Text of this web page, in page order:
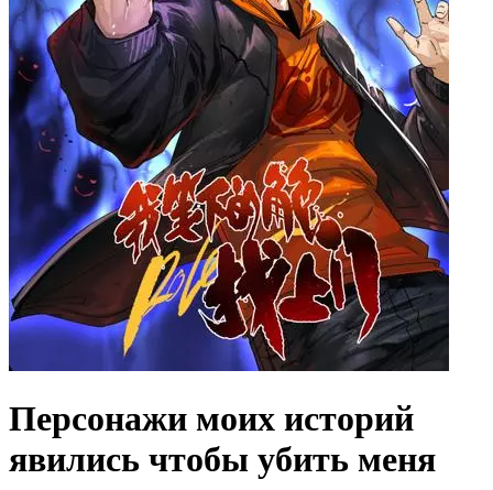
Персонажи моих историй
явились чтобы убить меня